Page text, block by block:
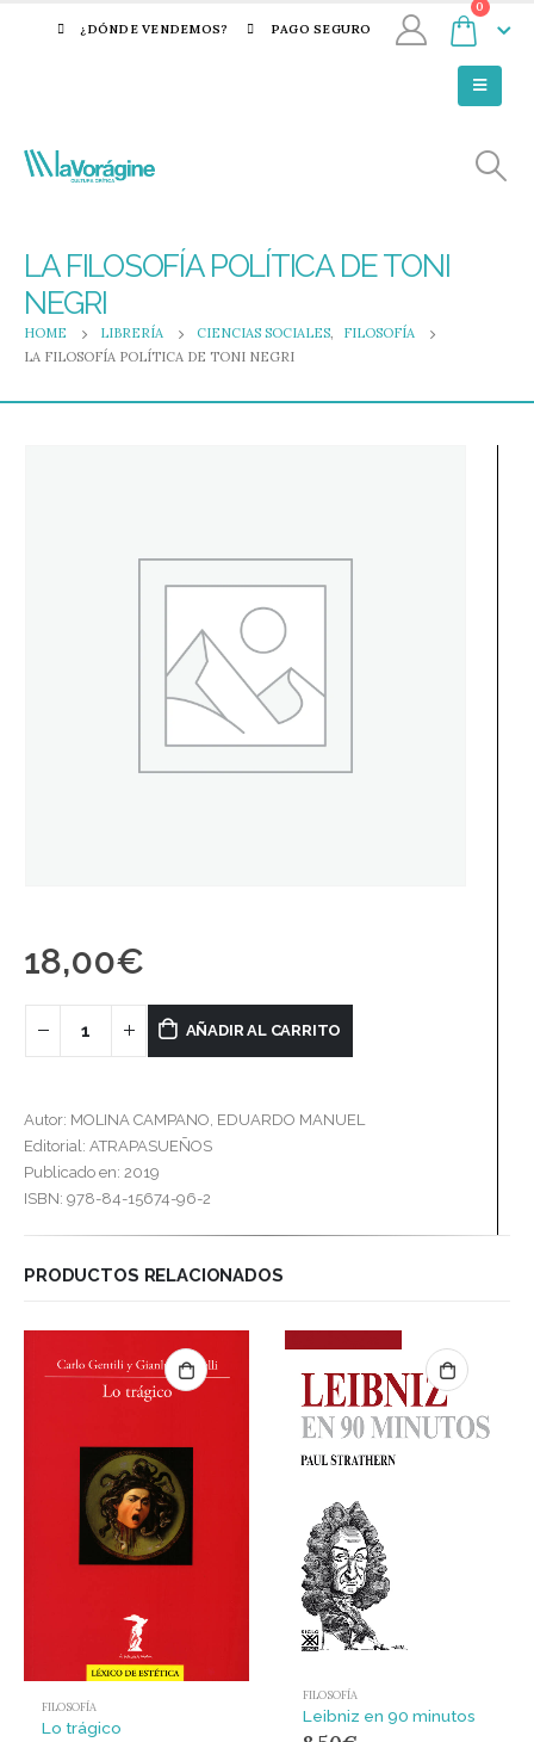
¿DÓNDE VENDEMOS? PAGO SEGURO
0
LA FILOSOFÍA POLÍTICA DE TONI
NEGRI
HOME LIBRERÍA CIENCIAS SOCIALES,
FILOSOFÍA
LA FILOSOFÍA POLÍTICA DE TONI NEGRI
18,00€
AÑADIR AL CARRITO
Autor: MOLINA CAMPANO, EDUARDO MANUEL
Editorial: ATRAPASUEÑOS
Publicado en: 2019
ISBN: 978-84-15674-96-2
PRODUCTOS RELACIONADOS
FILOSOFÍA
Lo trágico
FILOSOFÍA
Leibniz en 90 minutos